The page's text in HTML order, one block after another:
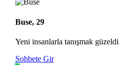
Buse, 29
Yeni insanlarla tanışmak
Sohbete Gir